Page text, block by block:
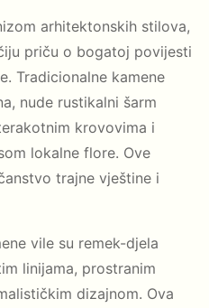
arhitektonskih stilova,
priču o bogatoj povijesti
Tradicionalne kamene
nude rustikalni šarm
krovovima i
lokalne flore. Ove
trajne vještine i
vile su remek-djela
linijama, prostranim
dizajnom. Ova